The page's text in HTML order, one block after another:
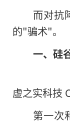
而对抗
的"骗术"。
一、硅
虚之实科技
第一次